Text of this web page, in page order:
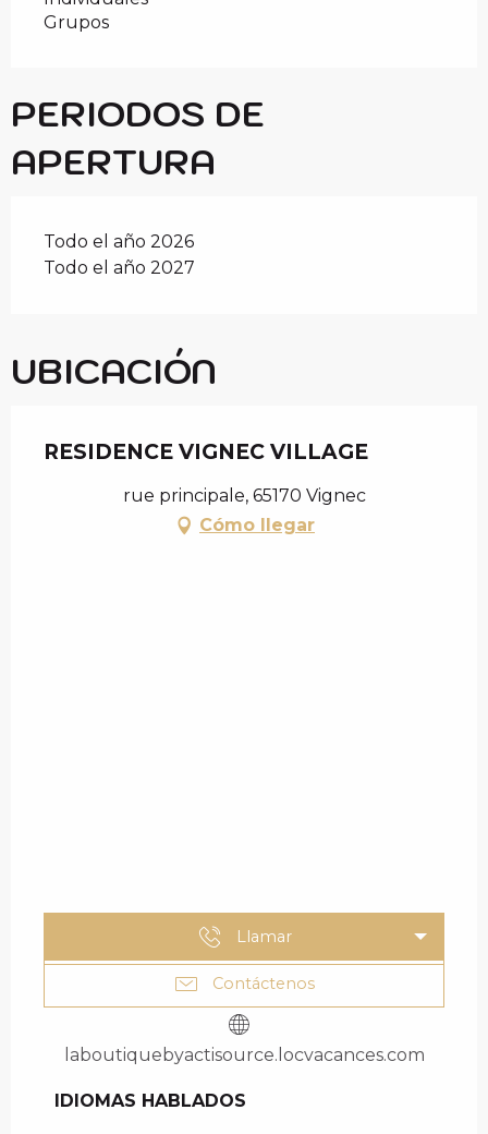
Grupos
PERIODOS DE
APERTURA
Todo el año 2026
Todo el año 2027
UBICACIÓN
RESIDENCE VIGNEC VILLAGE
rue principale, 65170 Vignec
Cómo llegar
Llamar
Contáctenos
laboutiquebyactisource.locvacances.com
IDIOMAS HABLADOS
IDIOMAS HABLADOS